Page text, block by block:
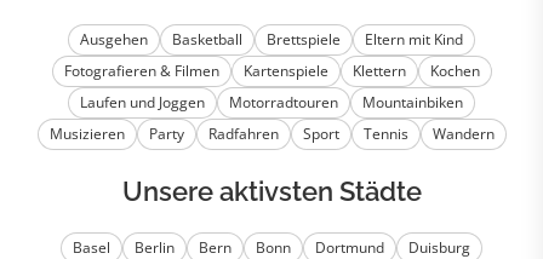
Ausgehen Basketball Brettspiele
Eltern mit Kind
Fotografieren & Filmen
Kartenspiele Klettern
Kochen
Laufen und Joggen
Motorradtouren
Mountainbiken
Musizieren
Party Radfahren Sport Tennis Wandern
Unsere aktivsten Städte
Basel Berlin Bern Bonn Dortmund
Duisburg